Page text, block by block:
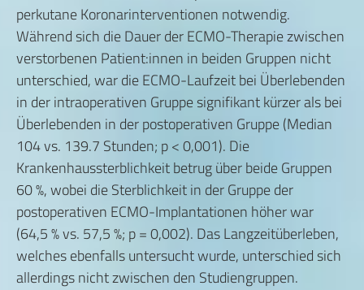
perkutane Koronarinterventionen notwendig.
Während sich die Dauer der ECMO-Therapie zwischen
verstorbenen Patient:innen in beiden Gruppen nicht
unterschied, war die ECMO-Laufzeit bei Überlebenden
in der intraoperativen Gruppe signifikant kürzer als bei
Überlebenden in der postoperativen Gruppe (Median
104 vs. 139.7 Stunden; p < 0,001). Die
Krankenhaussterblichkeit betrug über beide Gruppen
60 %, wobei die Sterblichkeit in der Gruppe der
postoperativen ECMO-Implantationen höher war
(64,5 % vs. 57,5 %; p = 0,002). Das Langzeitüberleben,
welches ebenfalls untersucht wurde, unterschied sich
allerdings nicht zwischen den Studiengruppen.